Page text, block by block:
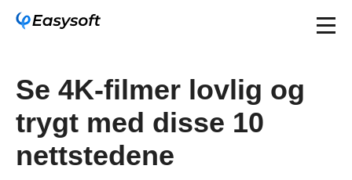
Se 4K-filmer lovlig og
trygt med disse 10
nettstedene